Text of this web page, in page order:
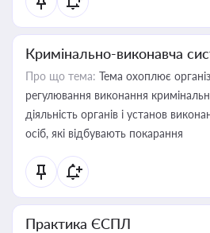
Кримінально-виконавча
Про що тема: Тема охоплює
регулювання виконання
діяльність органів і установ
осіб, які відбувають покарання
Практика ЄСПЛ